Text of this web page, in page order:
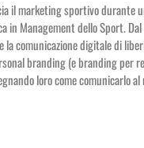
il marketing sportivo durante
in Management dello Sport.
la comunicazione digitale di
branding (e branding per
loro come comunicarlo